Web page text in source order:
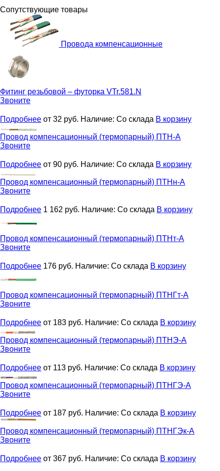
Сопутствующие товары
Провода компенсационные
Фитинг резьбовой – футорка VTr.581.N
Звоните
Подробнее от 32 руб. Наличие: Со склада В корзину
Провод компенсационный (термопарный) ПТН-А
Звоните
Подробнее от 90 руб. Наличие: Со склада В корзину
Провод компенсационный (термопарный) ПТНн-А
Звоните
Подробнее 1 162 руб. Наличие: Со склада В корзину
Провод компенсационный (термопарный) ПТНт-А
Звоните
Подробнее 176 руб. Наличие: Со склада В корзину
Провод компенсационный (термопарный) ПТНГт-А
Звоните
Подробнее от 183 руб. Наличие: Со склада В корзину
Провод компенсационный (термопарный) ПТНЭ-А
Звоните
Подробнее от 113 руб. Наличие: Со склада В корзину
Провод компенсационный (термопарный) ПТНГЭ-А
Звоните
Подробнее от 187 руб. Наличие: Со склада В корзину
Провод компенсационный (термопарный) ПТНГЭк-А
Звоните
Подробнее от 367 руб. Наличие: Со склада В корзину